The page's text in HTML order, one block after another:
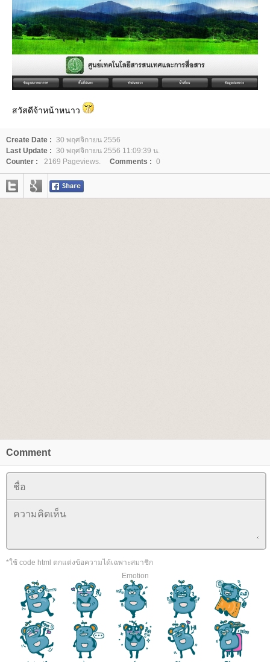
สวัสดีจ้าหน้าหนาว
Create Date : 30 พฤศจิกายน 2556
Last Update : 30 พฤศจิกายน 2556 11:09:39 น.
Counter :
2169 Pageviews. Comments : 0
Comment
*ใช้ code html ตกแต่งข้อความได้เฉพาะสมาชิก
Emotion